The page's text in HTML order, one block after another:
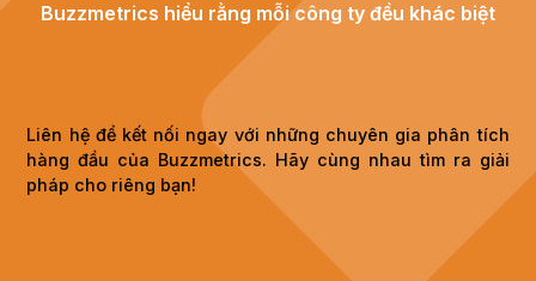
Buzzmetrics hiểu rằng mỗi công ty đều khác biệt
Liên hệ để kết nối ngay với những chuyên gia phân tích
hàng đầu của Buzzmetrics. Hãy cùng nhau tìm ra giải
pháp cho riêng bạn!